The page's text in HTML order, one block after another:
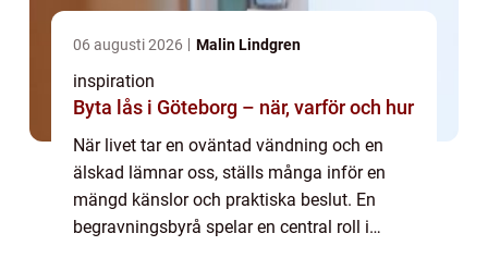
06 augusti 2026 Malin Lindgren
inspiration
Byta lås i Göteborg – när, varför och hur
När livet tar en oväntad vändning och en
älskad lämnar oss, ställs många inför en
mängd känslor och praktiska beslut. En
begravningsbyrå spelar en central roll i